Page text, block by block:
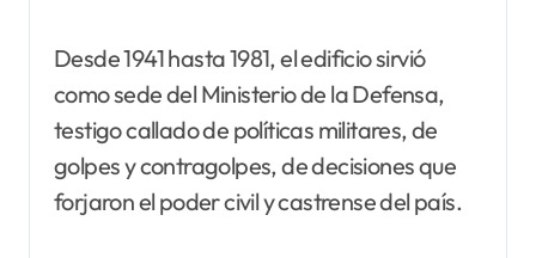
Desde 1941 hasta 1981, el edificio sirvió
como sede del Ministerio de la Defensa,
testigo callado de políticas militares, de
golpes y contragolpes, de decisiones que
forjaron el poder civil y castrense del país.